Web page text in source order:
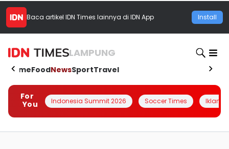
Baca artikel IDN Times lainnya di IDN App Install
LAMPUNG
HomeFoodNewsSportTravel
For
You
Indonesia Summit 2026 Soccer Times Iklanin